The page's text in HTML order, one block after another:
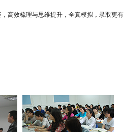
高效梳理与思维提升，全真模拟，录取更有